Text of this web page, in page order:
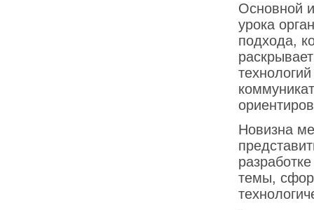
Основной
урока
подхода,
Новизна
темы,